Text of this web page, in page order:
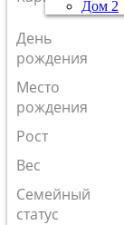
Дом 2
День
рождения
Место
рождения
Рост
Вес
Семейный
статус